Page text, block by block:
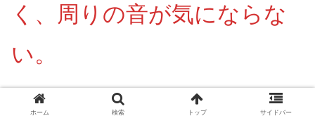
く、周りの音が気にならな
い。
しっかり耳の奥までイヤホンを押し込みましょう！
ホーム 検索 トップ サイドバー